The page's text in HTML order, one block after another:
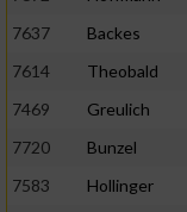
7637
Backes
7614
Theobald
7469
Greulich
7720
Bunzel
7583
Hollinger